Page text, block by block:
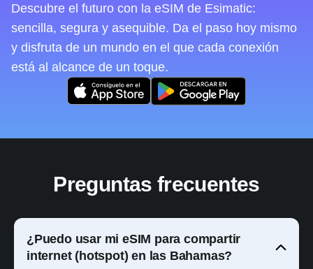
Descubre el futuro con la eSIM de Esimatic:
sencilla, segura y asequible. Da el paso hoy mismo
y disfruta de un mundo en el que cada conexión
está al alcance de un toque.
Preguntas frecuentes
¿Puedo usar mi eSIM para compartir
internet (hotspot) en las Bahamas?